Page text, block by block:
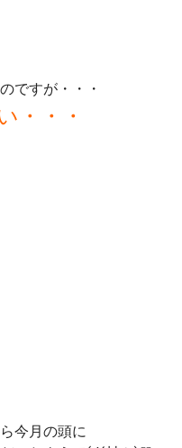
ですが・・・
・・・
今月の頭に